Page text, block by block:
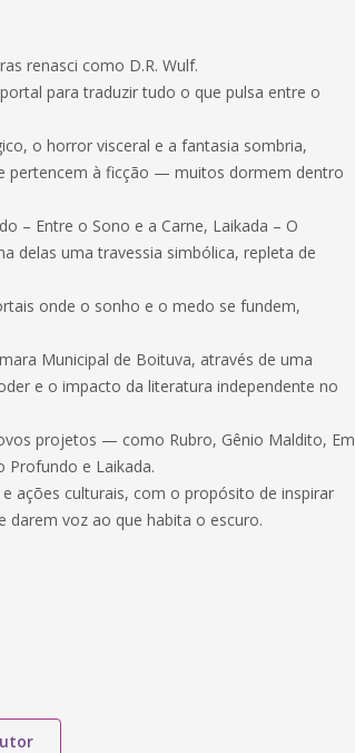
renasci como D.R. Wulf.
para traduzir tudo o que pulsa entre o
o horror visceral e a fantasia sombria,
pertencem à ficção — muitos dormem dentro
– Entre o Sono e a Carne, Laikada – O
delas uma travessia simbólica, repleta de
onde o sonho e o medo se fundem,
Municipal de Boituva, através de uma
e o impacto da literatura independente no
projetos — como Rubro, Gênio Maldito, Em
Profundo e Laikada.
ações culturais, com o propósito de inspirar
darem voz ao que habita o escuro.